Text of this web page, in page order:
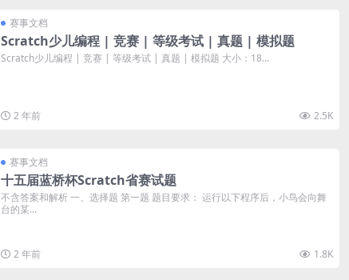
赛事文档
Scratch少儿编程 | 竞赛 | 等级考试 | 真题 | 模拟题
Scratch少儿编程 | 竞赛 | 等级考试 | 真题 | 模拟题 大小：18...
2 年前 2.5K
赛事文档
十五届蓝桥杯Scratch省赛试题
不含答案和解析 一、选择题 第一题 题目要求： 运行以下程序后，小鸟会向舞
台的某...
2 年前 1.8K